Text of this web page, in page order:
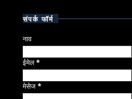
संपर्क फॉर्म
नाव
ईमेल*
मेसेज*